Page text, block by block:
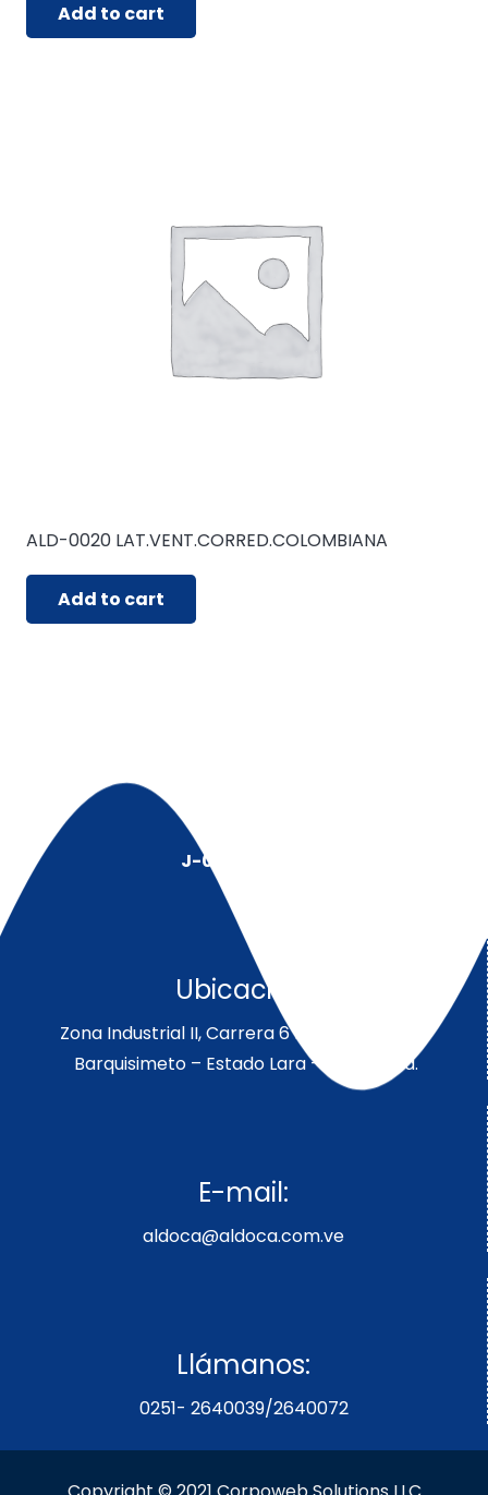
Add to cart
ALD-0020 LAT.VENT.CORRED.COLOMBIANA
Add to cart
J-00128491-5
Ubicación:
Zona Industrial II, Carrera 6 Parcela 189-190
Barquisimeto – Estado Lara – Venezuela.
E-mail:
aldoca@aldoca.com.ve
Llámanos:
0251- 2640039/2640072